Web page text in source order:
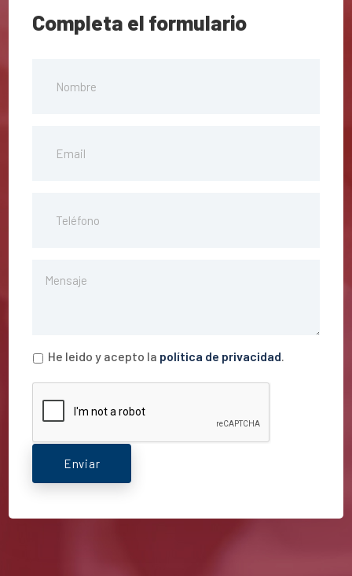
Completa el formulario
He leido y acepto la política de privacidad.
Enviar